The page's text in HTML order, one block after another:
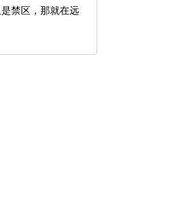
禁区，那就在远